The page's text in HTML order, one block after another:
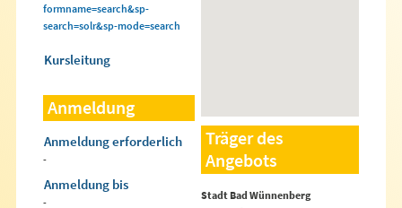
formname=search&sp-
search=solr&sp-mode=search
Kursleitung
Anmeldung
Anmeldung erforderlich
-
Anmeldung bis
-
Träger des
Angebots
Stadt Bad Wünnenberg